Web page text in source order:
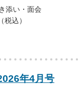
添い・面会
税込）
年4月号